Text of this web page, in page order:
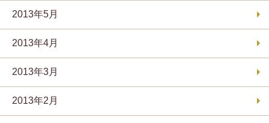
2013年5月
2013年4月
2013年3月
2013年2月